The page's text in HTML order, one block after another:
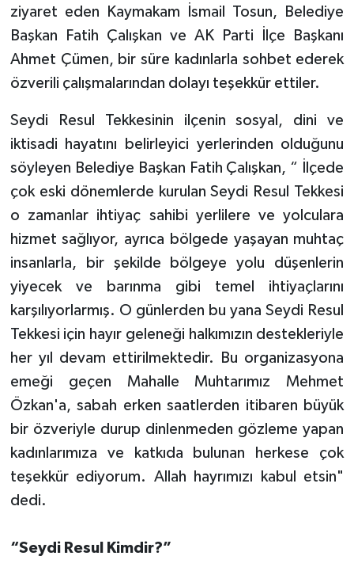
ziyaret eden Kaymakam İsmail Tosun, Belediye
Başkan Fatih Çalışkan ve AK Parti İlçe Başkanı
Ahmet Çümen, bir süre kadınlarla sohbet ederek
özverili çalışmalarından dolayı teşekkür ettiler.
Seydi Resul Tekkesinin ilçenin sosyal, dini ve
iktisadi hayatını belirleyici yerlerinden olduğunu
söyleyen Belediye Başkan Fatih Çalışkan, “ İlçede
çok eski dönemlerde kurulan Seydi Resul Tekkesi
o zamanlar ihtiyaç sahibi yerlilere ve yolculara
hizmet sağlıyor, ayrıca bölgede yaşayan muhtaç
insanlarla, bir şekilde bölgeye yolu düşenlerin
yiyecek ve barınma gibi temel ihtiyaçlarını
karşılıyorlarmış. O günlerden bu yana Seydi Resul
Tekkesi için hayır geleneği halkımızın destekleriyle
her yıl devam ettirilmektedir. Bu organizasyona
emeği geçen Mahalle Muhtarımız Mehmet
Özkan'a, sabah erken saatlerden itibaren büyük
bir özveriyle durup dinlenmeden gözleme yapan
kadınlarımıza ve katkıda bulunan herkese çok
teşekkür ediyorum. Allah hayrımızı kabul etsin"
dedi.
“Seydi Resul Kimdir?”